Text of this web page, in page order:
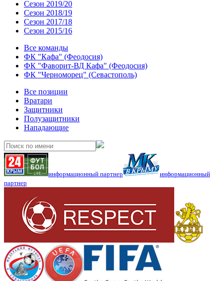
Сезон 2019/20
Сезон 2018/19
Сезон 2017/18
Сезон 2015/16
Все команды
ФК "Кафа" (Феодосия)
ФК "Фаворит-ВД Кафа" (Феодосия)
ФК "Черноморец" (Севастополь)
Все позиции
Вратари
Защитники
Полузащитники
Нападающие
информационный партнер
информационный
партнер